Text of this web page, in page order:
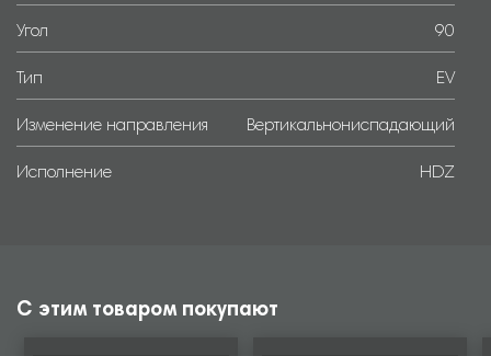
Угол 90
Тип EV
Изменение направления Вертикальнониспадающий
Исполнение HDZ
С этим товаром покупают